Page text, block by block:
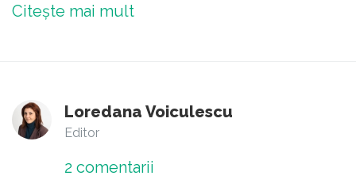
Citește mai mult
Loredana Voiculescu
Editor
2 comentarii